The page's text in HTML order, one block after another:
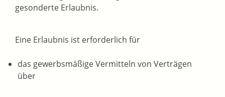
gesonderte Erlaubnis.
Eine Erlaubnis ist erforderlich für
das gewerbsmäßige Vermitteln von Verträgen
über